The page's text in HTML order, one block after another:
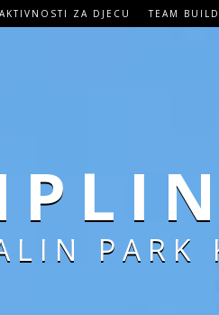
AKTIVNOSTI ZA DJECU TEAM
PARK